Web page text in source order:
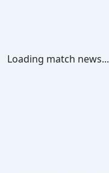
Loading match news...